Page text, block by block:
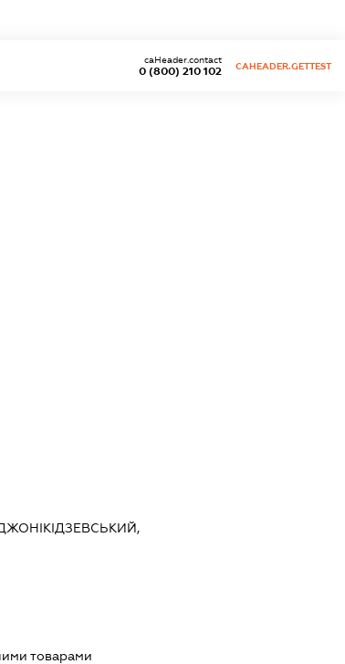
0 (800) 210 102
caHeader.contact
CAHEADER.GETTEST
товарами